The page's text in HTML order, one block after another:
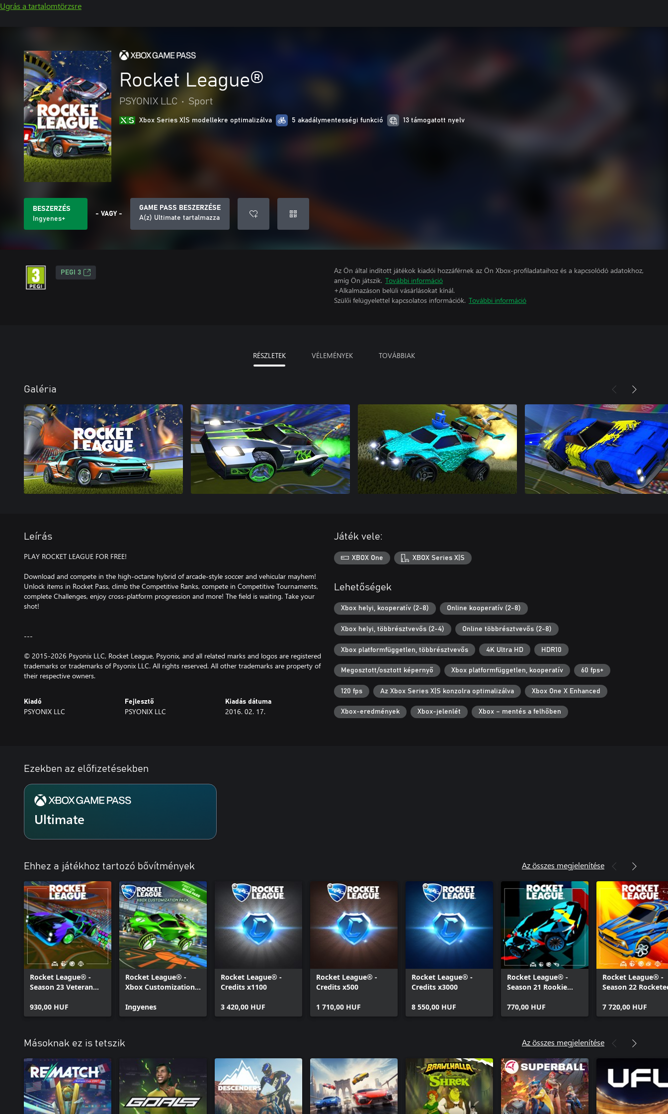
Ugrás a tartalomtörzsre
Rocket League®
PSYONIX LLC • Sport
Xbox Series X|S modellekre optimalizálva 5 akadálymentességi funkció 13 támogatott nyelv
BESZERZÉS
Ingyenes+
- VAGY -
GAME PASS BESZERZÉSE
A(z) Ultimate tartalmazza
PEGI 3
Az Ön által indított játékok kiadói hozzáférnek az Ön Xbox-profiladataihoz és a kapcsolódó adatokhoz,
amíg Ön játszik. További információ
+Alkalmazáson belüli vásárlásokat kínál.
Szülői felügyelettel kapcsolatos információk. További információ
RÉSZLETEK VÉLEMÉNYEK TOVÁBBIAK
Galéria
Leírás
PLAY ROCKET LEAGUE FOR FREE!
Download and compete in the high-octane hybrid of arcade-style soccer and vehicular mayhem!
Unlock items in Rocket Pass, climb the Competitive Ranks, compete in Competitive Tournaments,
complete Challenges, enjoy cross-platform progression and more! The field is waiting. Take your
shot!
---
© 2015-2026 Psyonix LLC, Rocket League, Psyonix, and all related marks and logos are registered
trademarks or trademarks of Psyonix LLC. All rights reserved. All other trademarks are property of
their respective owners.
Kiadó
PSYONIX LLC
Fejlesztő
PSYONIX LLC
Kiadás dátuma
2016. 02. 17.
Játék vele:
XBOX One XBOX Series X|S
Lehetőségek
Xbox helyi, kooperatív (2-8) Online kooperatív (2-8)
Xbox helyi, többrésztvevős (2-4) Online többrésztvevős (2-8)
Xbox platformfüggetlen, többrésztvevős 4K Ultra HD HDR10
Megosztott/osztott képernyő Xbox platformfüggetlen, kooperatív 60 fps+
120 fps Az Xbox Series X|S konzolra optimalizálva Xbox One X Enhanced
Xbox-eredmények Xbox-jelenlét Xbox – mentés a felhőben
Ezekben az előfizetésekben
Ultimate
Ehhez a játékhoz tartozó bővítmények Az összes megjelenítése
Rocket League® -
Season 23 Veteran
930,00 HUF
Rocket League® -
Xbox Customization
Ingyenes
Rocket League® -
Credits x1100
3 420,00 HUF
Rocket League® -
Credits x500
1 710,00 HUF
Rocket League® -
Credits x3000
8 550,00 HUF
Rocket League® -
Season 21 Rookie
770,00 HUF
Rocket League® -
Season 22
7 720,00 HUF
Másoknak ez is tetszik Az összes megjelenítése